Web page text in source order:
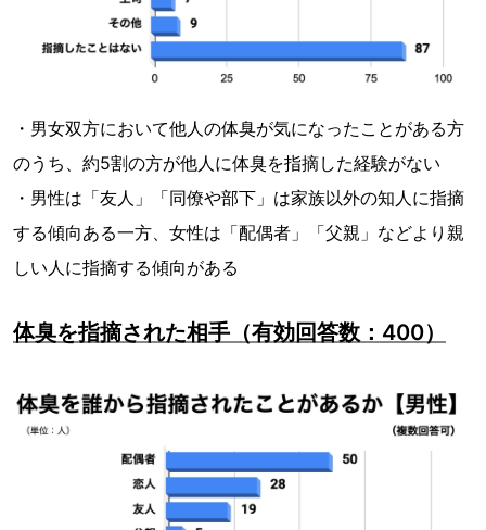
・男女双方において他人の体臭が気になったことがある方
のうち、約5割の方が他人に体臭を指摘した経験がない
・男性は「友人」「同僚や部下」は家族以外の知人に指摘
する傾向ある一方、女性は「配偶者」「父親」などより親
しい人に指摘する傾向がある
体臭を指摘された相手（有効回答数：400）